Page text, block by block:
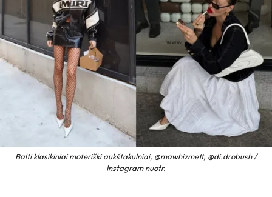
Balti klasikiniai moteriški aukštakulniai, @mawhizmett, @di.drobush /
Instagram nuotr.